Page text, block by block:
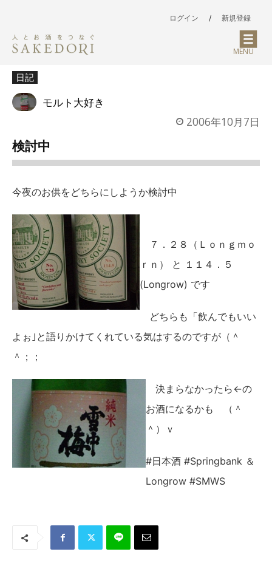
ログイン / 新規登録
MENU
日記
モルト大好き
2006年10月7日
検討中
今夜のお供をどちらにしようか検討中
７．２８（Ｌｏｎｇｍｏ
ｒｎ） と １１４．５
(Longrow) です
どちらも「飲んでもいい
よぉ｣と語りかけてくれている気はするのですが（＾
＾；；
決まらなかったら←の
お酒になるかも （＾
＾）ｖ
#日本酒 #Springbank ＆
Longrow #SMWS